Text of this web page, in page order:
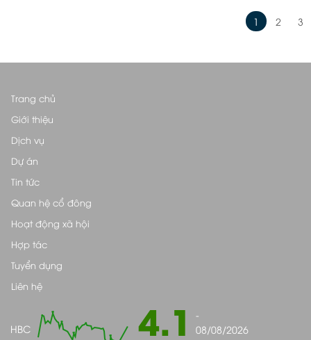
1 2 3
Trang chủ
Giới thiệu
Dịch vụ
Dự án
Tin tức
Quan hệ cổ đông
Hoạt động xã hội
Hợp tác
Tuyển dụng
Liên hệ
HBC 4.1
-
08/08/2026